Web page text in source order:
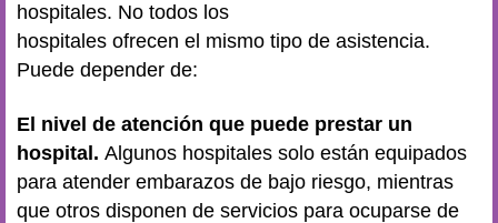
hospitales. No todos los
hospitales ofrecen el mismo tipo de asistencia.
Puede depender de:
El nivel de atención que puede prestar un
hospital. Algunos hospitales solo están equipados
para atender embarazos de bajo riesgo, mientras
que otros disponen de servicios para ocuparse de